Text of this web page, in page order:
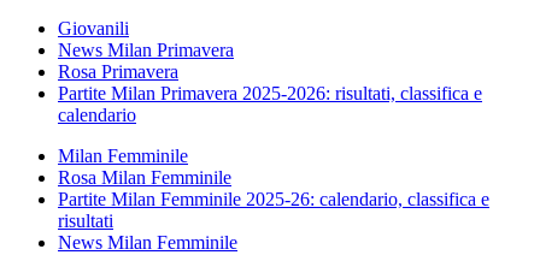
Giovanili
News Milan Primavera
Rosa Primavera
Partite Milan Primavera 2025-2026: risultati, classifica e
calendario
Milan Femminile
Rosa Milan Femminile
Partite Milan Femminile 2025-26: calendario, classifica e
risultati
News Milan Femminile